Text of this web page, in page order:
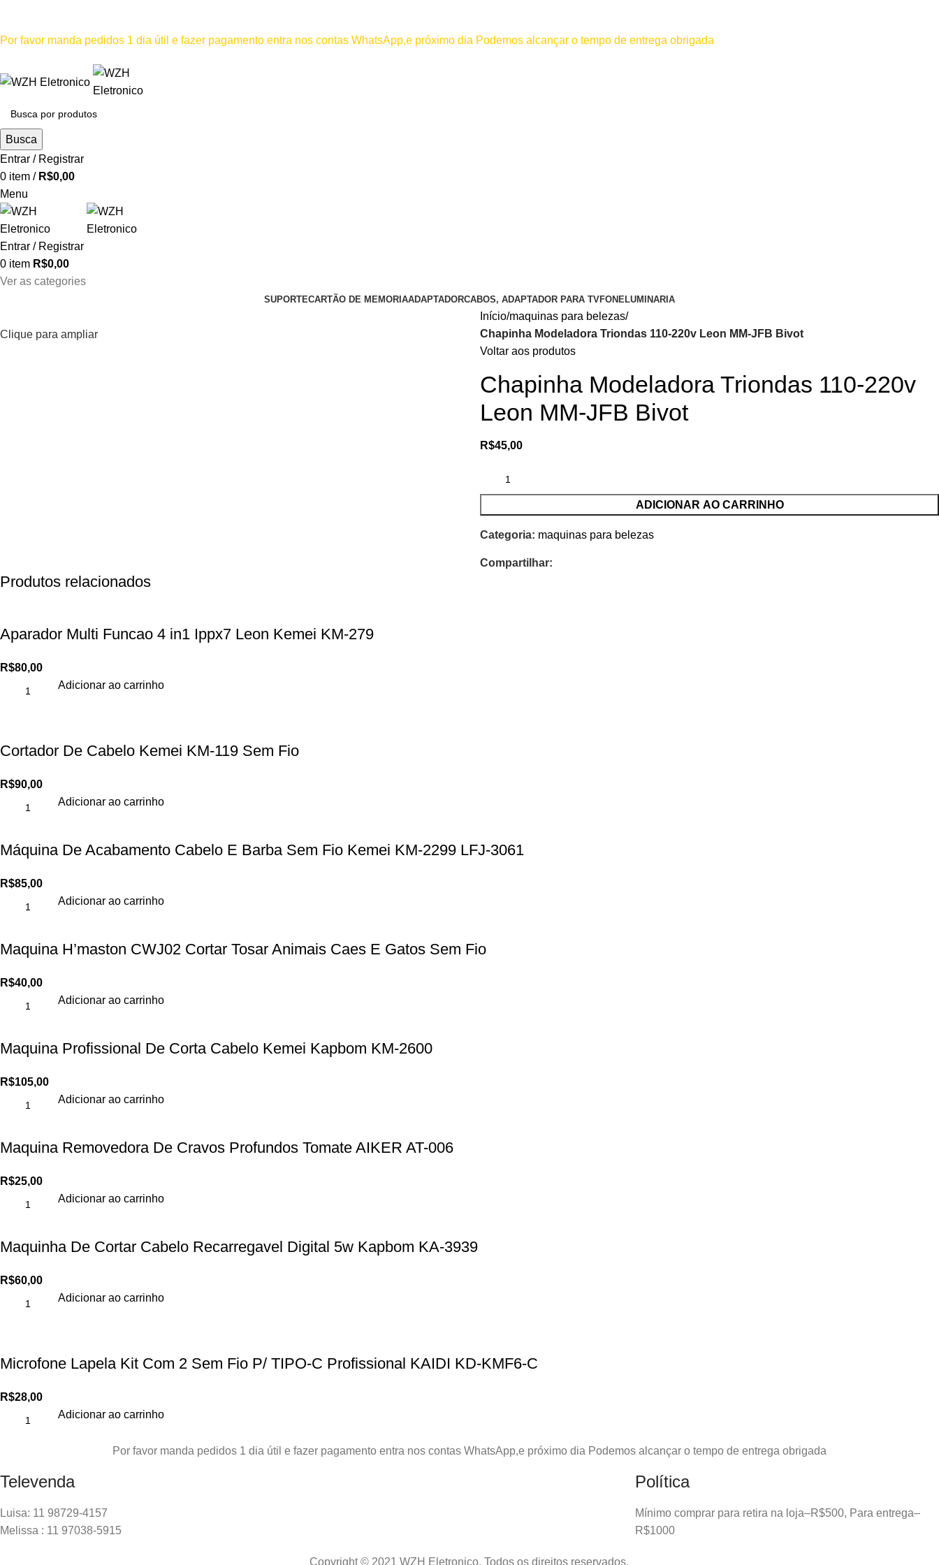
Por favor manda pedidos 1 dia útil e fazer pagamento entra nos contas WhatsApp,e próximo dia Podemos alcançar o tempo de entrega obrigada
Busca
Entrar / Registrar
0 item / R$0,00
Menu
Entrar / Registrar
0 item R$0,00
Ver as categories
SUPORTECARTÃO DE MEMORIAADAPTADORCABOS, ADAPTADOR PARA TVFONELUMINARIA
Clique para ampliar
Início maquinas para belezas
Chapinha Modeladora Triondas 110-220v Leon MM-JFB Bivot
Voltar aos produtos
Chapinha Modeladora Triondas 110-220v
Leon MM-JFB Bivot
R$45,00
ADICIONAR AO CARRINHO
Categoria: maquinas para belezas
Compartilhar:
Produtos relacionados
Aparador Multi Funcao 4 in1 Ippx7 Leon Kemei KM-279
R$80,00
Adicionar ao carrinho
Cortador De Cabelo Kemei KM-119 Sem Fio
R$90,00
Adicionar ao carrinho
Máquina De Acabamento Cabelo E Barba Sem Fio Kemei KM-2299 LFJ-3061
R$85,00
Adicionar ao carrinho
Maquina H’maston CWJ02 Cortar Tosar Animais Caes E Gatos Sem Fio
R$40,00
Adicionar ao carrinho
Maquina Profissional De Corta Cabelo Kemei Kapbom KM-2600
R$105,00
Adicionar ao carrinho
Maquina Removedora De Cravos Profundos Tomate AIKER AT-006
R$25,00
Adicionar ao carrinho
Maquinha De Cortar Cabelo Recarregavel Digital 5w Kapbom KA-3939
R$60,00
Adicionar ao carrinho
Microfone Lapela Kit Com 2 Sem Fio P/ TIPO-C Profissional KAIDI KD-KMF6-C
R$28,00
Adicionar ao carrinho
Por favor manda pedidos 1 dia útil e fazer pagamento entra nos contas WhatsApp,e próximo dia Podemos alcançar o tempo de entrega obrigada
Televenda
Luisa: 11 98729-4157
Melissa : 11 97038-5915
Política
Mínimo comprar para retira na loja–R$500, Para entrega–
R$1000
Copyright © 2021 WZH Eletronico. Todos os direitos reservados.